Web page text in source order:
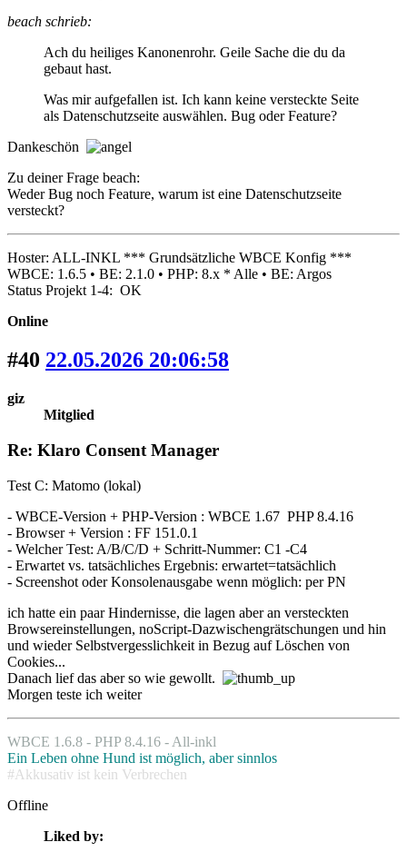
beach schrieb:
Ach du heiliges Kanonenrohr. Geile Sache die du da
gebaut hast.
Was mir aufgefallen ist. Ich kann keine versteckte Seite
als Datenschutzseite auswählen. Bug oder Feature?
Dankeschön
Zu deiner Frage beach:
Weder Bug noch Feature, warum ist eine Datenschutzseite
versteckt?
Hoster: ALL-INKL *** Grundsätzliche WBCE Konfig ***
WBCE: 1.6.5 • BE: 2.1.0 • PHP: 8.x * Alle • BE: Argos
Status Projekt 1-4: OK
Online
#40 22.05.2026 20:06:58
giz
Mitglied
Re: Klaro Consent Manager
Test C: Matomo (lokal)
- WBCE-Version + PHP-Version : WBCE 1.67 PHP 8.4.16
- Browser + Version : FF 151.0.1
- Welcher Test: A/B/C/D + Schritt-Nummer: C1 -C4
- Erwartet vs. tatsächliches Ergebnis: erwartet=tatsächlich
- Screenshot oder Konsolenausgabe wenn möglich: per PN
ich hatte ein paar Hindernisse, die lagen aber an versteckten
Browsereinstellungen, noScript-Dazwischengrätschungen und hin
und wieder Selbstvergesslichkeit in Bezug auf Löschen von
Cookies...
Danach lief das aber so wie gewollt.
Morgen teste ich weiter
WBCE 1.6.8 - PHP 8.4.16 - All-inkl
Ein Leben ohne Hund ist möglich, aber sinnlos
#Akkusativ ist kein Verbrechen
Offline
Liked by: